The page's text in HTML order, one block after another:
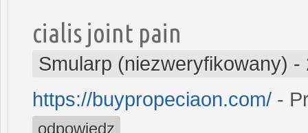
cialis joint pain
Smularp (niezweryfikowany) -
https://buypropeciaon.com/ -
odpowiedz